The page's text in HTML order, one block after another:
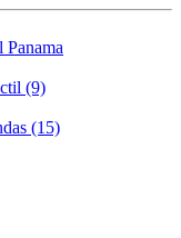
(9)
(15)